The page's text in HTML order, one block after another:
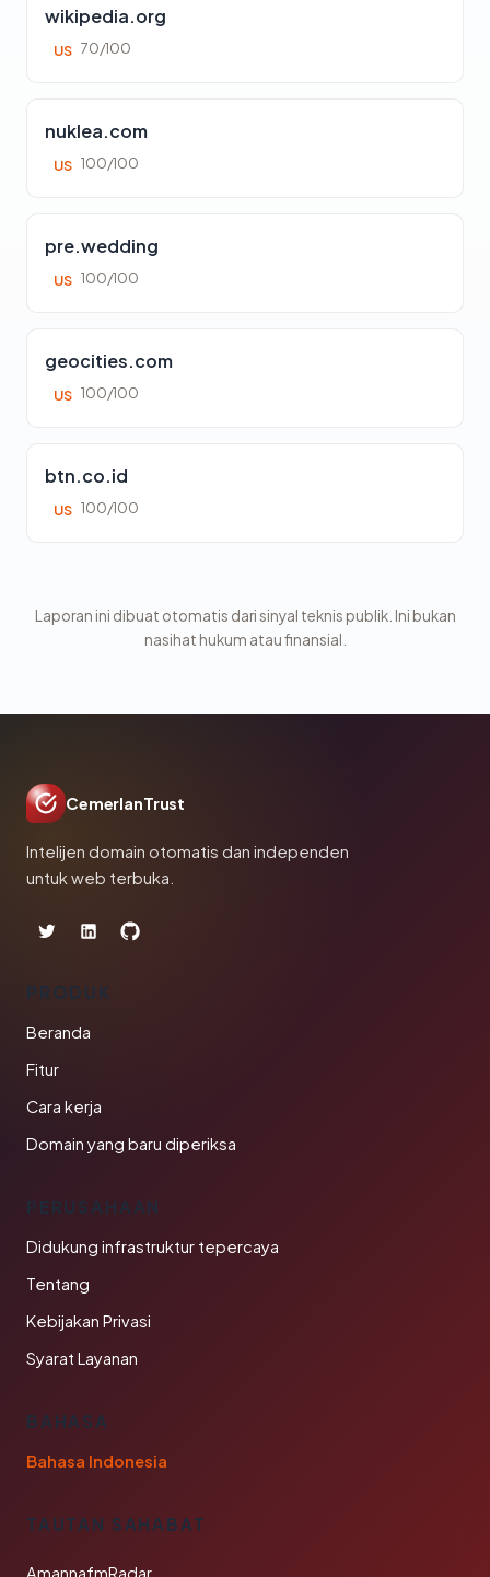
wikipedia.org
US 70/100
nuklea.com
US 100/100
pre.wedding
US 100/100
geocities.com
US 100/100
btn.co.id
US 100/100
Laporan ini dibuat otomatis dari sinyal teknis publik. Ini bukan
nasihat hukum atau finansial.
CemerlanTrust
Intelijen domain otomatis dan independen
untuk web terbuka.
PRODUK
Beranda
Fitur
Cara kerja
Domain yang baru diperiksa
PERUSAHAAN
Didukung infrastruktur tepercaya
Tentang
Kebijakan Privasi
Syarat Layanan
BAHASA
Bahasa Indonesia
TAUTAN SAHABAT
AmannafmRadar